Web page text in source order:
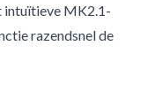
intuïtieve MK2.1-
razendsnel de